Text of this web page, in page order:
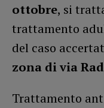
ottobre, si
trattamento
del caso
zona di via
Trattamento